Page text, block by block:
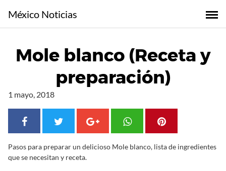
l
México Noticias
Mole blanco (Receta y
preparación)
1 mayo, 2018
Pasos para preparar un delicioso Mole blanco, lista de ingredientes
que se necesitan y receta.